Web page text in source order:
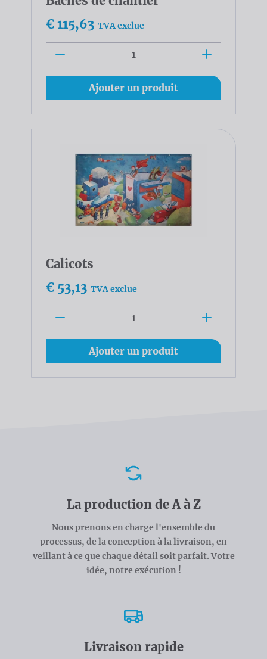
€ 115,63 TVA exclue
Ajouter un produit
Calicots
€ 53,13 TVA exclue
Ajouter un produit
La production de A à Z
Nous prenons en charge l'ensemble du
processus, de la conception à la livraison, en
veillant à ce que chaque détail soit parfait. Votre
idée, notre exécution !
Livraison rapide